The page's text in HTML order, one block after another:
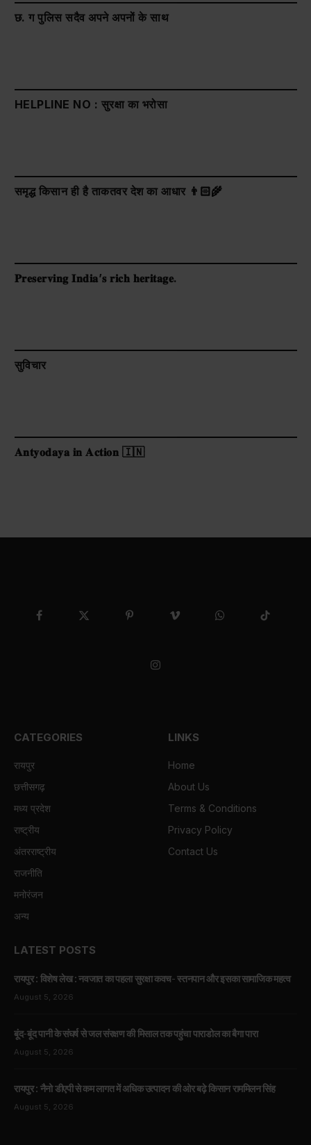
छ. ग पुलिस सदैव अपने अपनों के साथ
HELPLINE NO : सुरक्षा का भरोसा
समृद्ध किसान ही है ताकतवर देश का आधार 👨🏻‍🌾
𝐏𝐫𝐞𝐬𝐞𝐫𝐯𝐢𝐧𝐠 𝐈𝐧𝐝𝐢𝐚’𝐬 𝐫𝐢𝐜𝐡 𝐡𝐞𝐫𝐢𝐭𝐚𝐠𝐞.
सुविचार
𝐀𝐧𝐭𝐲𝐨𝐝𝐚𝐲𝐚 𝐢𝐧 𝐀𝐜𝐭𝐢𝐨𝐧 🇮🇳
FacebookX
Pinterest Vimeo WhatsAppTikTok
Instagram
CATEGORIES
रायपुर
छत्तीसगढ़
मध्य प्रदेश
राष्ट्रीय
अंतरराष्ट्रीय
राजनीति
मनोरंजन
अन्य
LINKS
Home
About Us
Terms & Conditions
Privacy Policy
Contact Us
LATEST POSTS
रायपुर : विशेष लेख : नवजात का पहला सुरक्षा कवच- स्तनपान और इसका सामाजिक महत्व
August 5, 2026
बूंद-बूंद पानी के संघर्ष से जल संरक्षण की मिसाल तक पहुंचा पाराडोल का बैगा पारा
August 5, 2026
रायपुर : नैनो डीएपी से कम लागत में अधिक उत्पादन की ओर बढ़े किसान राममिलन सिंह
August 5, 2026